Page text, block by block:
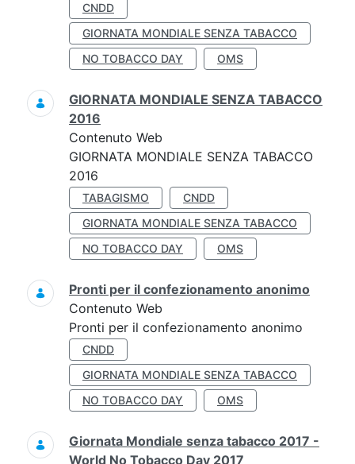
CNDD
GIORNATA MONDIALE SENZA TABACCO
NO TOBACCO DAY
OMS
GIORNATA MONDIALE SENZA TABACCO
2016
Contenuto Web
GIORNATA MONDIALE SENZA TABACCO
2016
TABAGISMO
CNDD
GIORNATA MONDIALE SENZA TABACCO
NO TOBACCO DAY
OMS
Pronti per il confezionamento anonimo
Contenuto Web
Pronti per il confezionamento anonimo
CNDD
GIORNATA MONDIALE SENZA TABACCO
NO TOBACCO DAY
OMS
Giornata Mondiale senza tabacco 2017 -
World No Tobacco Day 2017